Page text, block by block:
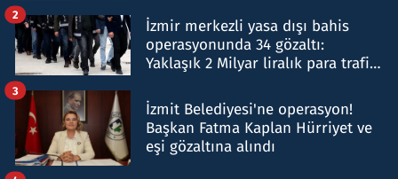
İzmir merkezli yasa dışı bahis
operasyonunda 34 gözaltı:
Yaklaşık 2 Milyar liralık para trafiği
2
İzmit Belediyesi'ne operasyon!
Başkan Fatma Kaplan Hürriyet ve
eşi gözaltına alındı
3